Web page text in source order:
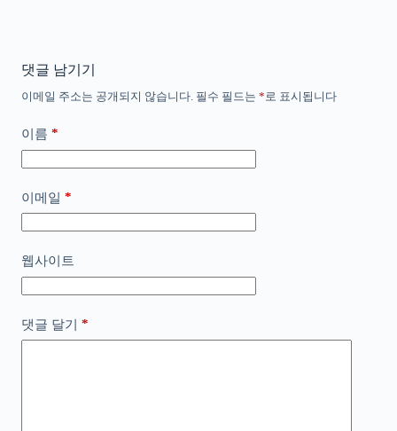
댓글 남기기
이메일 주소는 공개되지 않습니다. 필수 필드는 *로 표시됩니다
이름 *
이메일 *
웹사이트
댓글 달기 *